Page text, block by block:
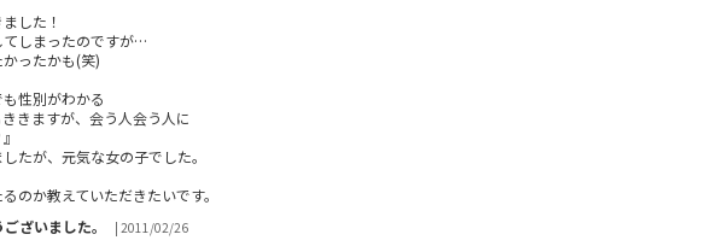
した！
てしまったのですが…
ったかも(笑)
性別がわかる
きますが、会う人会う人に
たが、元気な女の子でした。
のか教えていただきたいです。
ざいました。
| 2011/02/26